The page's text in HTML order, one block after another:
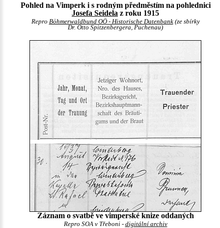
Pohled na Vimperk i s rodným předměstím na pohlednici
Josefa Seidela z roku 1915
Repro Böhmerwaldbund OÖ - Historische Datenbank(ze sbírky
Dr. Otto Spitzenbergera, Puchenau)
Záznam o svatbě ve vimperské knize oddaných
Repro SOA v Třeboni - digitální archiv